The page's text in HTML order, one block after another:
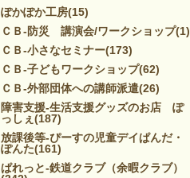
ぽかぽか工房(15)
ＣＢ-防災 講演会/ワークショップ(1)
ＣＢ-小さなセミナー(173)
ＣＢ-子どもワークショップ(62)
ＣＢ-外部団体への講師派遣(26)
障害支援-生活支援グッズのお店 ぽ
っしぇ (187)
放課後等-ぴーすの児童デイぱんだ・
ぽんた(161)
ぱれっと-鉄道クラブ（余暇クラブ）